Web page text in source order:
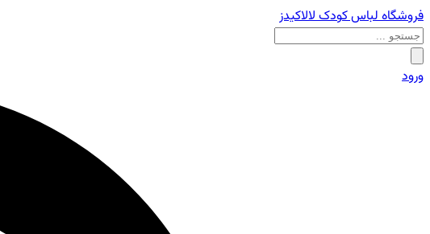
فروشگاه لباس کودک لالاکیدز
ورود